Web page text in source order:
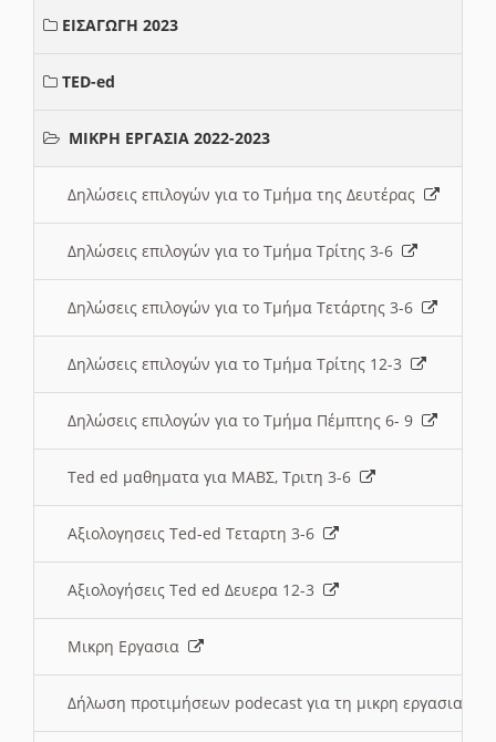
ΕΙΣΑΓΩΓΗ 2023
TED-ed
ΜΙΚΡΗ ΕΡΓΑΣΙΑ 2022-2023
Δηλώσεις επιλογών για το Τμήμα της Δευτέρας
Δηλώσεις επιλογών για το Τμήμα Τρίτης 3-6
Δηλώσεις επιλογών για το Τμήμα Τετάρτης 3-6
Δηλώσεις επιλογών για το Τμήμα Τρίτης 12-3
Δηλώσεις επιλογών για το Τμήμα Πέμπτης 6- 9
Ted ed μαθηματα για ΜΑΒΣ, Τριτη 3-6
Αξιολογησεις Ted-ed Τεταρτη 3-6
Αξιολογήσεις Ted ed Δευερα 12-3
Μικρη Εργασια
Δήλωση προτιμήσεων podecast για τη μικρη εργασια